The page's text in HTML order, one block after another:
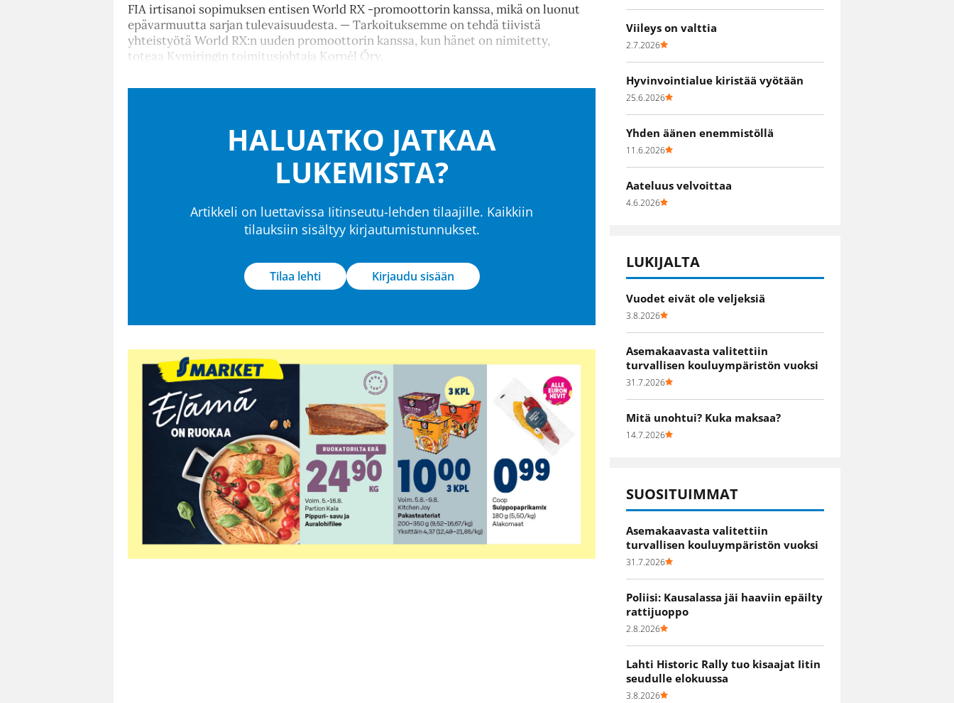
FIA irtisanoi sopimuksen entisen World RX -promoottorin kanssa, mikä on luonut
epävarmuutta sarjan tulevaisuudesta. — Tarkoituksemme on tehdä tiivistä
yhteistyötä World RX:n uuden promoottorin kanssa, kun hänet on nimitetty,
toteaa Kymiringin toimitusjohtaja Kornél Őry.
HALUATKO JATKAA
LUKEMISTA?
Artikkeli on luettavissa Iitinseutu-lehden tilaajille. Kaikkiin
tilauksiin sisältyy kirjautumistunnukset.
Tilaa lehti Kirjaudu sisään
Viileys on valttia
2.7.2026
Hyvinvointialue kiristää vyötään
25.6.2026
Yhden äänen enemmistöllä
11.6.2026
Aateluus velvoittaa
4.6.2026
LUKIJALTA
Vuodet eivät ole veljeksiä
3.8.2026
Asemakaavasta valitettiin
turvallisen kouluympäristön vuoksi
31.7.2026
Mitä unohtui? Kuka maksaa?
14.7.2026
SUOSITUIMMAT
Asemakaavasta valitettiin
turvallisen kouluympäristön vuoksi
31.7.2026
Poliisi: Kausalassa jäi haaviin epäilty
rattijuoppo
2.8.2026
Lahti Historic Rally tuo kisaajat Iitin
seudulle elokuussa
3.8.2026